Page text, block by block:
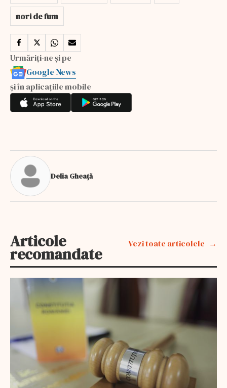
nori de fum
Urmăriți-ne și pe
Google News
și în aplicațiile mobile
Delia Gheață
Articole
recomandate
Vezi toate articolele